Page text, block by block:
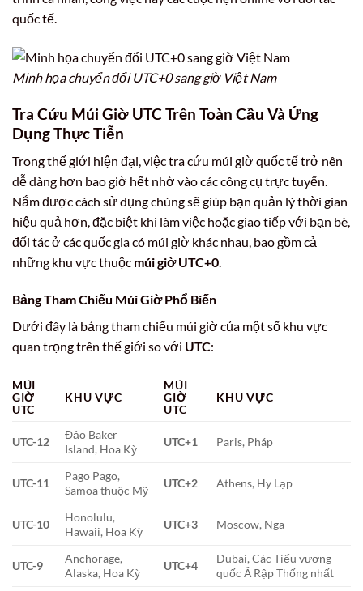
quốc tế.
Minh họa chuyển đổi UTC+0 sang giờ Việt Nam
Tra Cứu Múi Giờ UTC Trên Toàn Cầu Và Ứng
Dụng Thực Tiễn
Trong thế giới hiện đại, việc tra cứu múi giờ quốc tế trở nên
dễ dàng hơn bao giờ hết nhờ vào các công cụ trực tuyến.
Nắm được cách sử dụng chúng sẽ giúp bạn quản lý thời gian
hiệu quả hơn, đặc biệt khi làm việc hoặc giao tiếp với bạn bè,
đối tác ở các quốc gia có múi giờ khác nhau, bao gồm cả
những khu vực thuộc múi giờ UTC+0.
Bảng Tham Chiếu Múi Giờ Phổ Biến
Dưới đây là bảng tham chiếu múi giờ của một số khu vực
quan trọng trên thế giới so với UTC:
MÚI
GIỜ
UTC
KHU VỰC
MÚI
GIỜ
UTC
KHU VỰC
UTC-12
Đảo Baker
Island, Hoa Kỳ
UTC+1 Paris, Pháp
UTC-11
Pago Pago,
Samoa thuộc Mỹ
UTC+2 Athens, Hy Lạp
UTC-10
Honolulu,
Hawaii, Hoa Kỳ
UTC+3 Moscow, Nga
UTC-9
Anchorage,
Alaska, Hoa Kỳ
UTC+4
Dubai, Các Tiểu vương
quốc Ả Rập Thống nhất